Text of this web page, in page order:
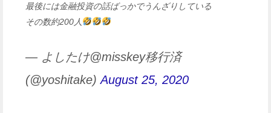
最後には金融投資の話ばっかでうんざりしている
その数約200人
— よしたけ@misskey移行済
(@yoshitake)August 25, 2020